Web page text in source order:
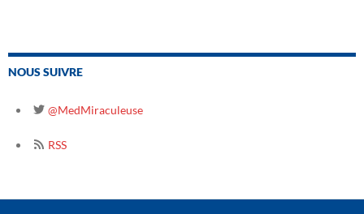
NOUS SUIVRE
@MedMiraculeuse
RSS